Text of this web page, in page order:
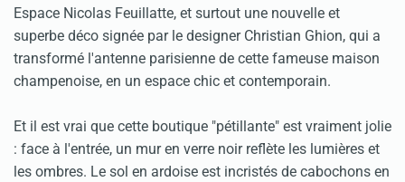
Espace Nicolas Feuillatte, et surtout une nouvelle et
superbe déco signée par le designer Christian Ghion, qui a
transformé l'antenne parisienne de cette fameuse maison
champenoise, en un espace chic et contemporain.
Et il est vrai que cette boutique "pétillante" est vraiment jolie
: face à l'entrée, un mur en verre noir reflète les lumières et
les ombres. Le sol en ardoise est incristés de cabochons en